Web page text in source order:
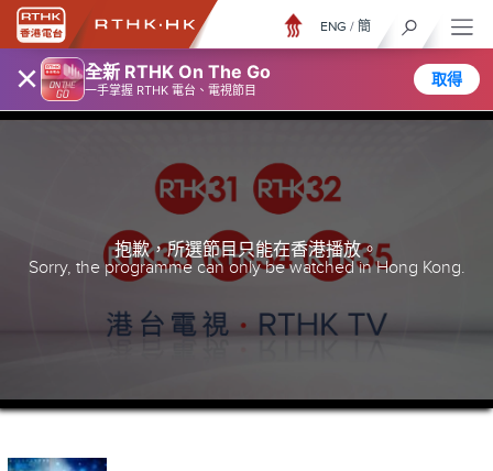
× 全新 RTHK On The Go
一手掌握 RTHK 電台、電視節目
取得
ENG / 簡
抱歉，所選節目只能在香港播放。
Sorry, the programme can only be watched in Hong Kong.